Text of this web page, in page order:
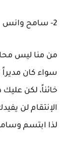
2- سامح وانس
من منا ليس
سواء كان
خائناً، لكن
الإنتقام لن
لذا ابتسم